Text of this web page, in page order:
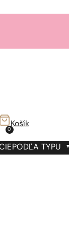
0
Košík
PODĽA TYPU